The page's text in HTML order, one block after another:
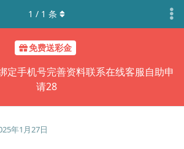
免费送彩金
定手机号完善资料联系在线客服自助申
请28
1 / 1 条
年1月27日